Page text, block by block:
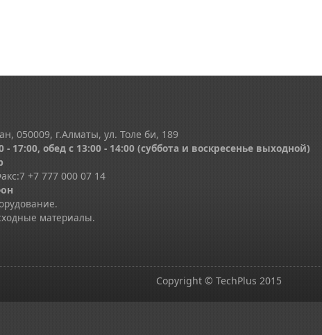
050009, г.Алматы, ул. Толе би, 189
17:00, обед с 13:00 - 14:00 (суббота и воскресенье выходной)
7 +7 777 000 07 14
материалы.
Copyright © TechPlus 2015